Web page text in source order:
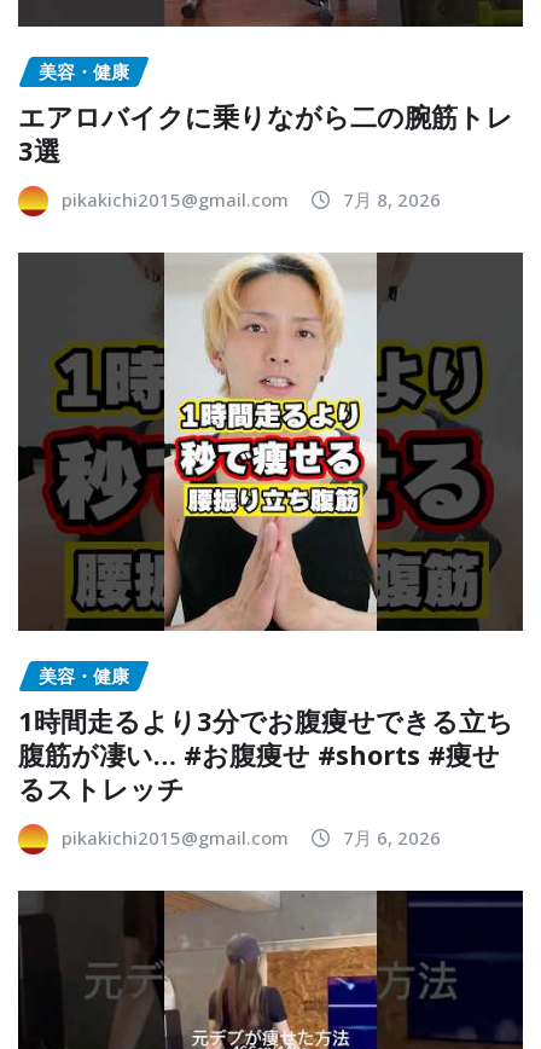
美容・健康
エアロバイクに乗りながら二の腕筋トレ
3選
pikakichi2015@gmail.com 7月 8, 2026
美容・健康
1時間走るより3分でお腹痩せできる立ち
腹筋が凄い… #お腹痩せ #shorts #痩せ
るストレッチ
pikakichi2015@gmail.com 7月 6, 2026